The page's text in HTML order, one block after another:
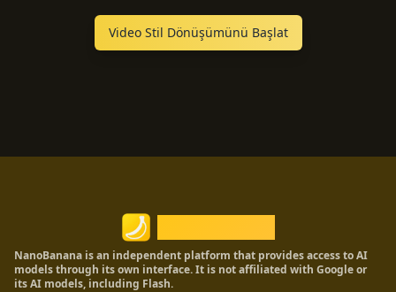
Video Stil Dönüşümünü Başlat
NanoBanana is an independent platform that provides access to AI
models through its own interface. It is not affiliated with Google or
its AI models, including Flash.